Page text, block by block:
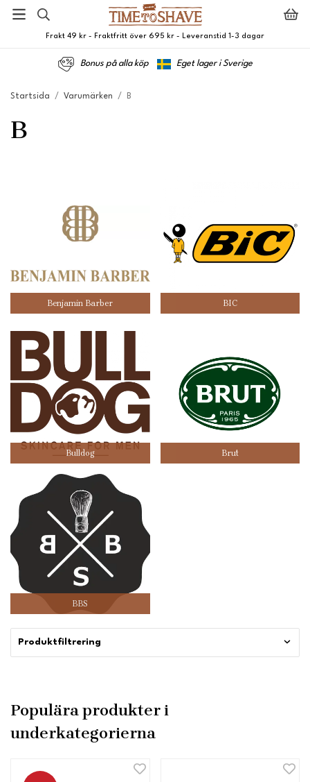
Frakt 49 kr - Fraktfritt över 695 kr - Leveranstid 1-3 dagar
Bonus på alla köp Eget lager i Sverige
Startsida / Varumärken / B
B
Benjamin Barber BIC
Bulldog Brut
BBS
Produktfiltrering
Populära produkter i
underkategorierna